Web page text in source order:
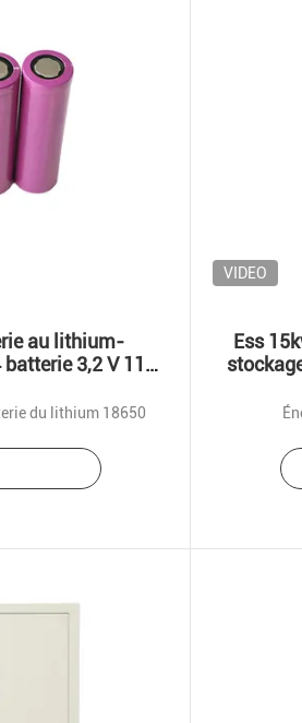
au lithium-
3,2 V 1100
du lithium 18650
VIDEO
Ess